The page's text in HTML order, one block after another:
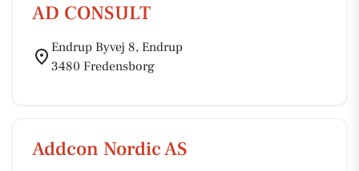
AD CONSULT
Endrup Byvej 8, Endrup
3480 Fredensborg
Addcon Nordic AS